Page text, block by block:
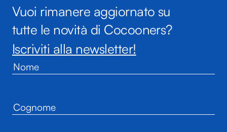
Vuoi rimanere aggiornato su
tutte le novità di Cocooners?
Iscriviti alla newsletter!